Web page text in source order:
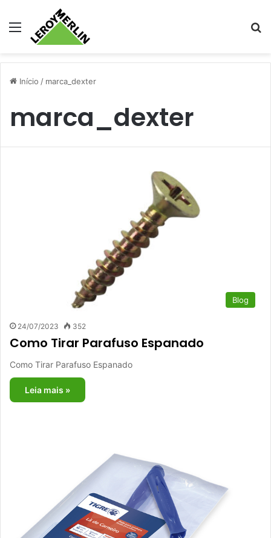
Menu
Início / marca_dexter
marca_dexter
Blog
24/07/2023 352
Como Tirar Parafuso Espanado
Como Tirar Parafuso Espanado
Leia mais »